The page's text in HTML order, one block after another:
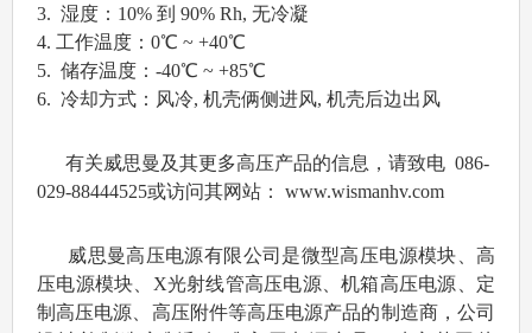
3. 湿度：10% 到 90% Rh, 无冷凝
4. 工作温度：0℃ ~ +40℃
5. 储存温度：-40℃ ~ +85℃
6. 冷却方式：风冷, 机壳俩侧进风, 机壳后边出风
有关威思曼及其更多高压产品的信息，请致电 086-
029-88444525或访问其网站： www.wismanhv.com
威思曼高压电源有限公司是微型高压电源模块、高
压电源模块、X光射线管高压电源、机箱高压电源、定
制高压电源、高压附件等高压电源产品的制造商，公司